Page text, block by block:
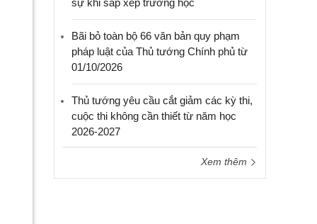
sự khi sắp xếp trường học
Bãi bỏ toàn bộ 66 văn bản quy phạm
pháp luật của Thủ tướng Chính phủ từ
01/10/2026
Thủ tướng yêu cầu cắt giảm các kỳ thi,
cuộc thi không cần thiết từ năm học
2026-2027
Xem thêm